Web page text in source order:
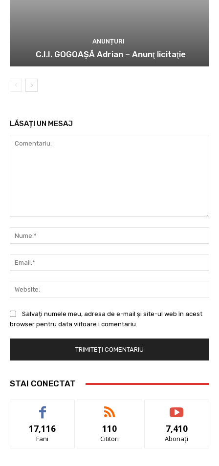
ANUNȚURI
C.I.I. GOGOAŞĂ Adrian – Anunţ licitaţie
LĂSAȚI UN MESAJ
Salvați numele meu, adresa de e-mail și site-ul web în acest
browser pentru data viitoare i comentariu.
STAI CONECTAT
17,116
Fani
110
Cititori
7,410
Abonați